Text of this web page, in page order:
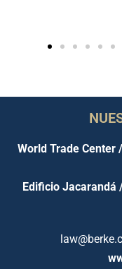
World Trade Center /
Edificio Jacarandá